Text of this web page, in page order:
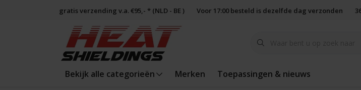
gratis verzending v.a. €95,- * (NLD - BE ) Voor 17:00 besteld is dezelfde dag verzonden
Bekijk alle categorieën Merken Toepassingen & nieuws